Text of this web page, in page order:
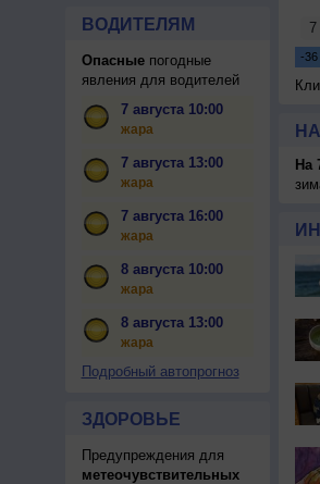
ВОДИТЕЛЯМ
Опасныепогодные
явления для водителей
7 августа 10:00
жара
7 августа 13:00
жара
7 августа 16:00
жара
8 августа 10:00
жара
8 августа 13:00
жара
Подробный автопрогноз
ЗДОРОВЬЕ
Предупреждения для
метеочувствительных
На